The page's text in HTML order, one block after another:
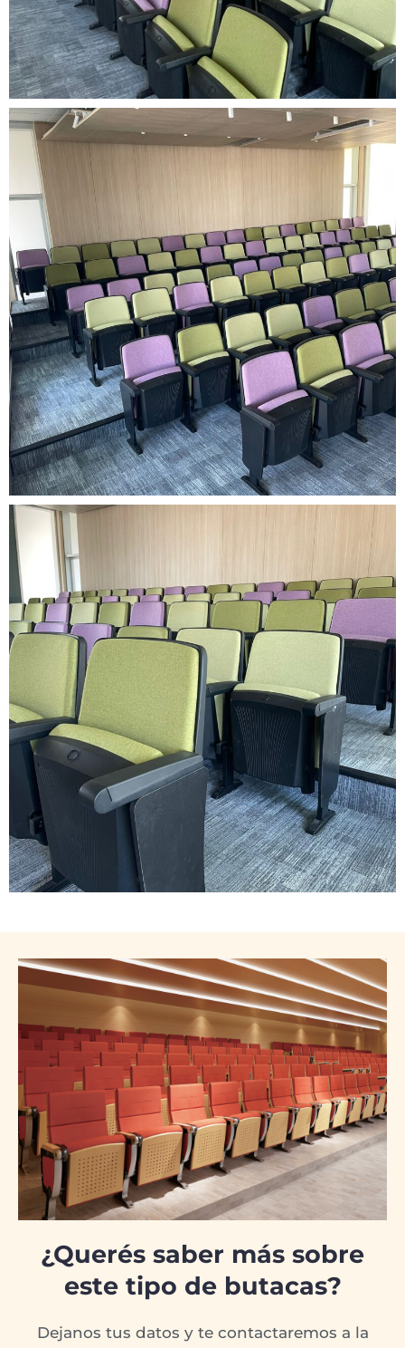
¿Querés saber más sobre
este tipo de butacas?
Dejanos tus datos y te contactaremos a la